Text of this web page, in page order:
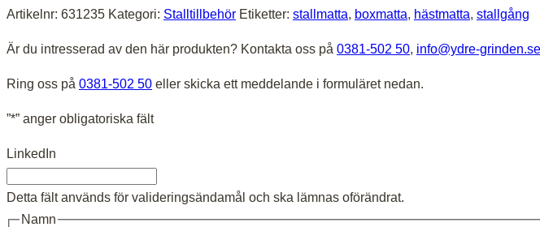
1x1m
Artikelnr: 631235 Kategori: Stalltillbehör Etiketter: stallmatta, boxmatta, hästmatta, stallgång
Är du intresserad av den här produkten? Kontakta oss på 0381-502 50, info@ydre-grinden.se
Ring oss på 0381-502 50 eller skicka ett meddelande i formuläret nedan.
”*” anger obligatoriska fält
LinkedIn
Detta fält används för valideringsändamål och ska lämnas oförändrat.
Namn